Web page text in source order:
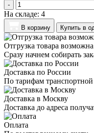
-
На складе: 4
В корзину Купить в
Отгрузка товара
Сразу начнем собирать
Доставка по России
По тарифам
Доставка в Москву
Доставка до адреса
Оплата